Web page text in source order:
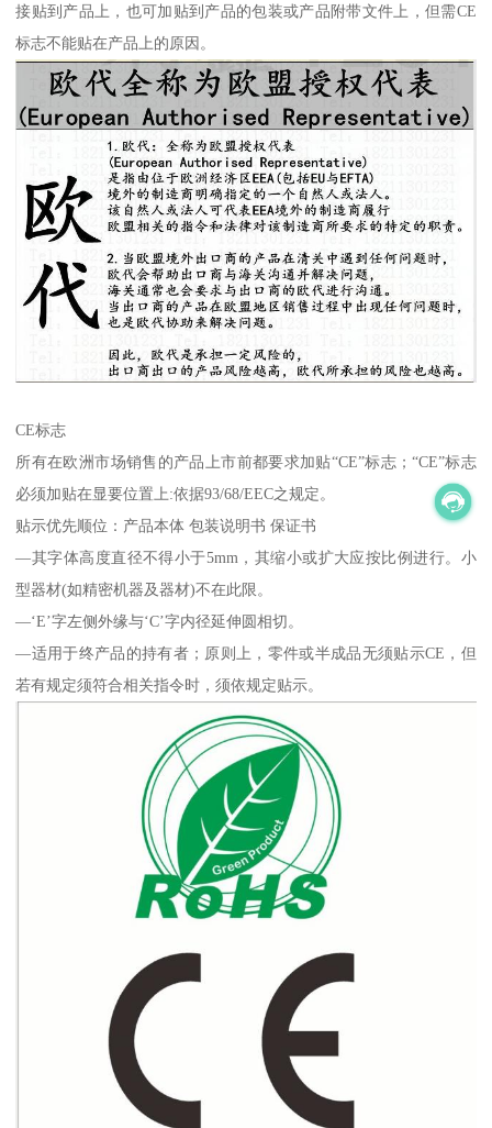
接贴到产品上，也可加贴到产品的包装或产品附带文件上，但需CE
标志不能贴在产品上的原因。
CE标志
所有在欧洲市场销售的产品上市前都要求加贴“CE”标志；“CE”标志
必须加贴在显要位置上:依据93/68/EEC之规定。
贴示优先顺位：产品本体 包装说明书 保证书
—其字体高度直径不得小于5mm，其缩小或扩大应按比例进行。小
型器材(如精密机器及器材)不在此限。
—‘E’字左侧外缘与‘C’字内径延伸圆相切。
—适用于终产品的持有者；原则上，零件或半成品无须贴示CE，但
若有规定须符合相关指令时，须依规定贴示。